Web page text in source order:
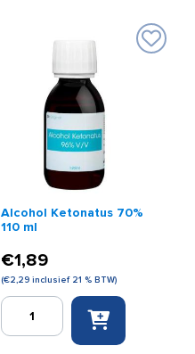
Alcohol Ketonatus 70%
110 ml
€1,89
(€2,29 inclusief 21 % BTW)
Alcohol
Ketonatus